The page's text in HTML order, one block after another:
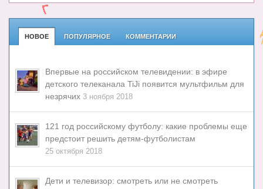
НОВОЕ ПОПУЛЯРНОЕ КОММЕНТАРИИ
Впервые на российском телевидении: в эфире
детского телеканала TiJi появится мультфильм для
незрячих 3 ноября 2018
121 год российскому футболу: какие проблемы еще
предстоит решить детям-футболистам
25 октября 2018
Дети и телевизор: смотреть или не смотреть